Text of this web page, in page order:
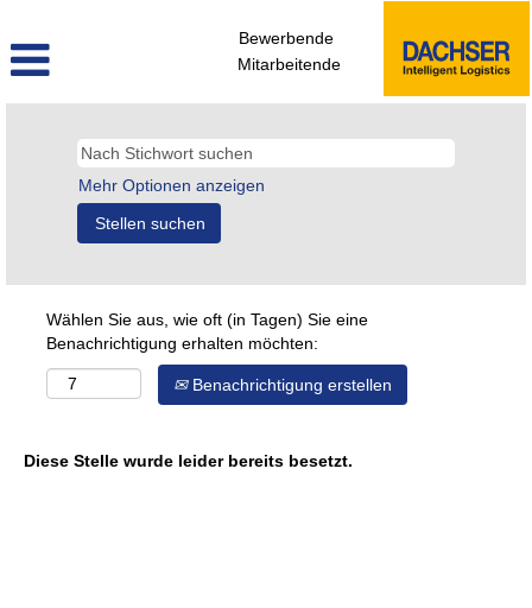
Bewerbende
Mitarbeitende
Mehr Optionen anzeigen
Wählen Sie aus, wie oft (in Tagen) Sie eine
Benachrichtigung erhalten möchten:
Benachrichtigung erstellen
Diese Stelle wurde leider bereits besetzt.